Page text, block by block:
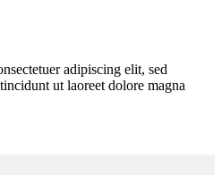
adipiscing elit, sed
ut laoreet dolore magna